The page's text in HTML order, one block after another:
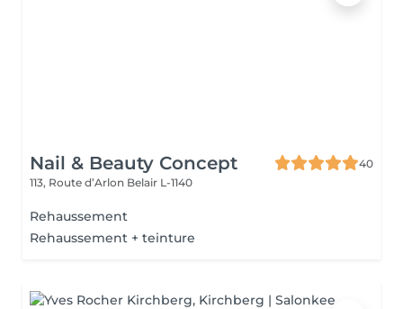
Nail & Beauty Concept
40
113, Route d’Arlon Belair L-1140
Rehaussement
Rehaussement + teinture